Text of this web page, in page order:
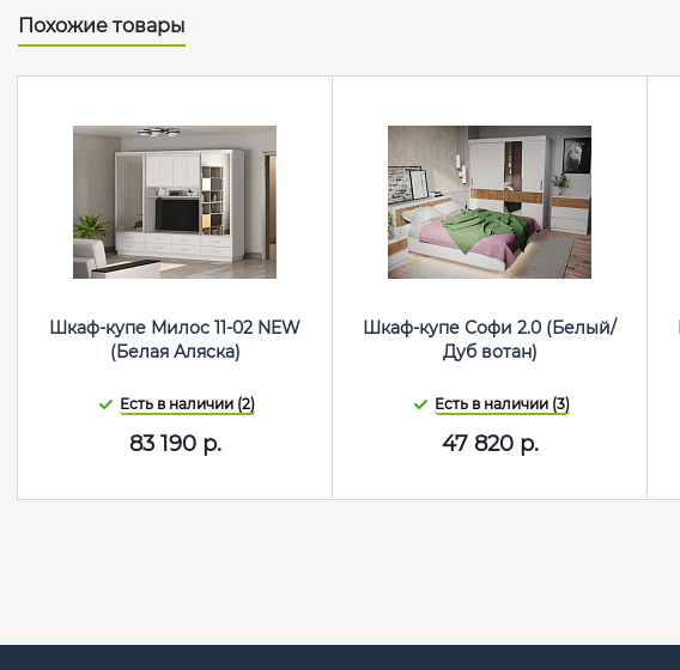
Похожие товары
Шкаф-купе Милос 11-02 NEW
(Белая Аляска)
Есть в наличии (2)
83 190р.
Шкаф-купе Софи 2.0 (Белый/
Дуб вотан)
Есть в наличии (3)
47 820р.